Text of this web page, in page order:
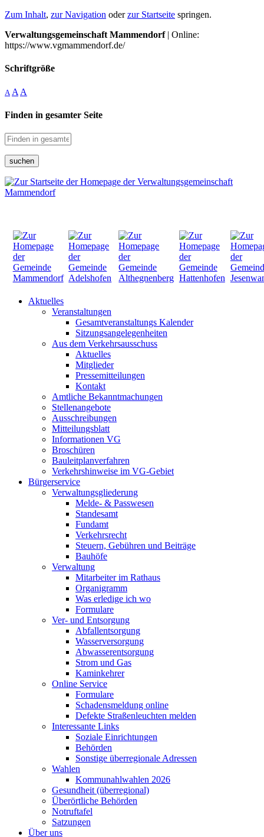
Zum Inhalt, zur Navigation oderzur Startseite springen.
Verwaltungsgemeinschaft Mammendorf| Online:
https://www.vgmammendorf.de/
Schriftgröße
A A A
Finden in gesamter Seite
suchen
Aktuelles
Veranstaltungen
Gesamtveranstaltungs Kalender
Sitzungsangelegenheiten
Aus dem Verkehrsausschuss
Aktuelles
Mitglieder
Pressemitteilungen
Kontakt
Amtliche Bekanntmachungen
Stellenangebote
Ausschreibungen
Mitteilungsblatt
Informationen VG
Broschüren
Bauleitplanverfahren
Verkehrshinweise im VG-Gebiet
Bürgerservice
Verwaltungsgliederung
Melde- & Passwesen
Standesamt
Fundamt
Verkehrsrecht
Steuern, Gebühren und Beiträge
Bauhöfe
Verwaltung
Mitarbeiter im Rathaus
Organigramm
Was erledige ich wo
Formulare
Ver- und Entsorgung
Abfallentsorgung
Wasserversorgung
Abwasserentsorgung
Strom und Gas
Kaminkehrer
Online Service
Formulare
Schadensmeldung online
Defekte Straßenleuchten melden
Interessante Links
Soziale Einrichtungen
Behörden
Sonstige überregionale Adressen
Wahlen
Kommunahlwahlen 2026
Gesundheit (überregional)
Überörtliche Behörden
Notruftafel
Satzungen
Über uns